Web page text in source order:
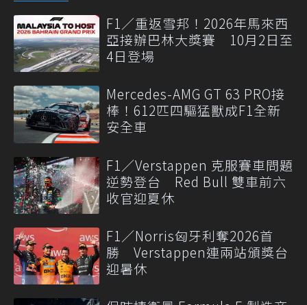
F1／重返雪邦！2026年馬來西
亞接辦巴林大獎賽 10月2日至
4日登場
Mercedes-AMG GT 63 PRO接
棒！612匹四驅猛獸成F1全新
安全車
F1／Verstappen 克服賽車問題
逆勢登台 Red Bull 雙車前六
收官迎夏休
F1／Norris匈牙利奪2026首
勝 Verstappen連兩站頒獎台
迎暑休